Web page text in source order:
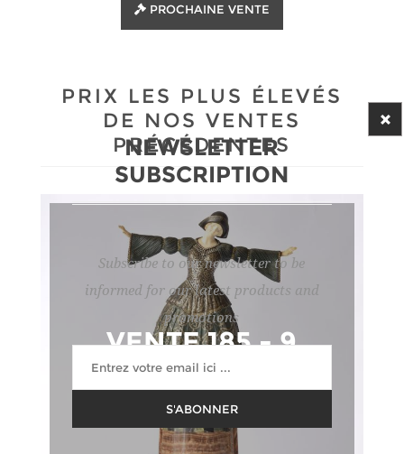
PROCHAINE VENTE
PRIX LES PLUS ÉLEVÉS
DE NOS VENTES
PRÉCÉDENTES
VENTE 185 - 9
FÉVRIER 2026
NEWSLETTER
SUBSCRIPTION
Subscribe to our newsletter to be
informed for our latest products and
promotions
S'ABONNER